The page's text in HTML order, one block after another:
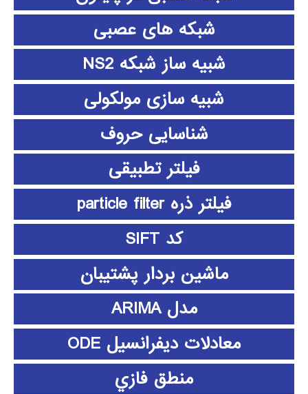
شبکه های عصبی
شبیه ساز شبکه NS2
شبیه سازی مولکولی
شناسایی حروف
فیلتر تطبیقی
فیلتر ذره particle filter
کد SIFT
ماشین بردار پشتیبان
مدل ARIMA
معادلات دیفرانسیل ODE
منطق فازي